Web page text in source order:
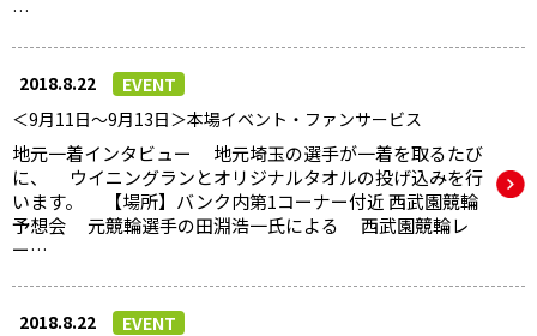
…
2018.8.22
EVENT
＜9月11日～9月13日＞本場イベント・ファンサービス
地元一着インタビュー 地元埼玉の選手が一着を取るたび
に、 ウイニングランとオリジナルタオルの投げ込みを行
います。 【場所】バンク内第1コーナー付近 西武園競輪
予想会 元競輪選手の田淵浩一氏による 西武園競輪レ
ー…
2018.8.22
EVENT